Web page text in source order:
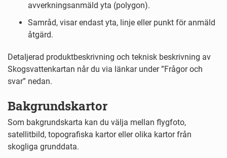
avverkningsanmäld yta (polygon).
Samråd, visar endast yta, linje eller punkt för anmäld
åtgärd.
Detaljerad produktbeskrivning och teknisk beskrivning av
Skogsvattenkartan når du via länkar under ”Frågor och
svar” nedan.
Bakgrundskartor
Som bakgrundskarta kan du välja mellan flygfoto,
satellitbild, topografiska kartor eller olika kartor från
skogliga grunddata.